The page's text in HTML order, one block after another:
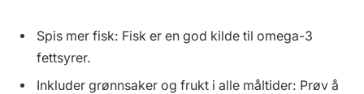
Spis mer fisk: Fisk er en god kilde til omega-3
fettsyrer.
Inkluder grønnsaker og frukt i alle måltider: Prøv å